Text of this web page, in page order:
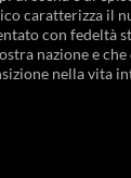
caratterizza il
con fedeltà
nazione e
nella vita